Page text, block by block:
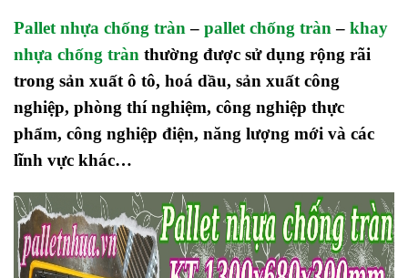
Pallet nhựa chống tràn – pallet chống tràn – khay
nhựa chống tràn thường được sử dụng rộng rãi
trong sản xuất ô tô, hoá dầu, sản xuất công
nghiệp, phòng thí nghiệm, công nghiệp thực
phẩm, công nghiệp điện, năng lượng mới và các
lĩnh vực khác…